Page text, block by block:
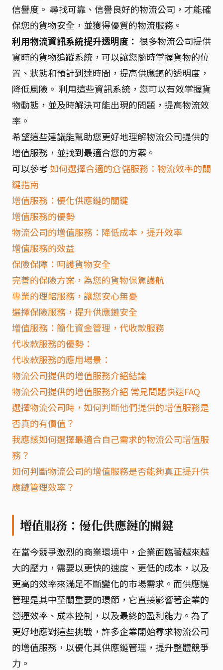
信譽度。 尋找可靠、信譽良好的物流公司，才能確
保您的貨物安全，並獲得優質的物流服務。
利用物流資訊系統提升透明度： 很多物流公司提供
實時的貨物追蹤系統，可以讓您隨時掌握貨物的位
置、狀態和預計到達時間，提高供應鏈的透明度，
降低風險。 利用這些資訊系統，您可以有效掌握貨
物動態，並及時解決可能出現的問題，提高物流效
率。
希望這些建議能幫助您更好地理解物流公司提供的
增值服務，並找到最適合您的方案。
可以參考如何選擇合適的倉儲服務：物流效率的關
鍵指南
增值服務：優化供應鏈的關鍵
增值服務的優勢
物流公司的增值服務：降低成本，提升效率
增值服務的效益
保險保障：呵護貨物安全
完善的保險方案，為您的貨物保駕護航
專業的理賠服務，讓您安心無憂
選擇保險服務，提升供應鏈安全
增值服務：簡化資金管理，代收款服務
代收款服務的優勢：
代收款服務的應用場景：
物流公司提供的增值服務介紹結論
物流公司提供的增值服務介紹 常見問題快速FAQ
選擇物流公司時，如何判斷他們提供的增值服務是
否真的有價值？
我應該如何選擇最適合自己需求的物流公司增值服
務？
如何判斷物流公司的增值服務是否能夠真正提升供
應鏈管理效率？
增值服務：優化供應鏈的關鍵
在當今競爭激烈的商業環境中，企業面臨著越來越
大的壓力，需要以更快的速度、更低的成本，以及
更高的效率來滿足不斷變化的市場需求。而供應鏈
管理是其中至關重要的環節，它直接影響著企業的
營運效率、成本控制，以及最終的盈利能力。為了
更好地應對這些挑戰，許多企業開始尋求物流公司
的增值服務，以優化其供應鏈管理，提升整體競爭
力。